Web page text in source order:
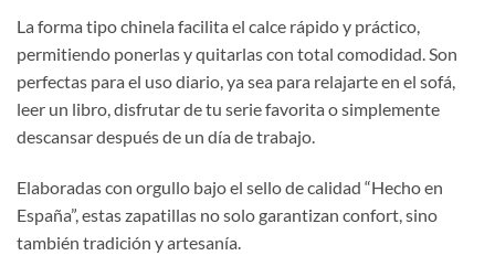
La forma tipo chinela facilita el calce rápido y práctico,
permitiendo ponerlas y quitarlas con total comodidad. Son
perfectas para el uso diario, ya sea para relajarte en el sofá,
leer un libro, disfrutar de tu serie favorita o simplemente
descansar después de un día de trabajo.
Elaboradas con orgullo bajo el sello de calidad “Hecho en
España”, estas zapatillas no solo garantizan confort, sino
también tradición y artesanía.